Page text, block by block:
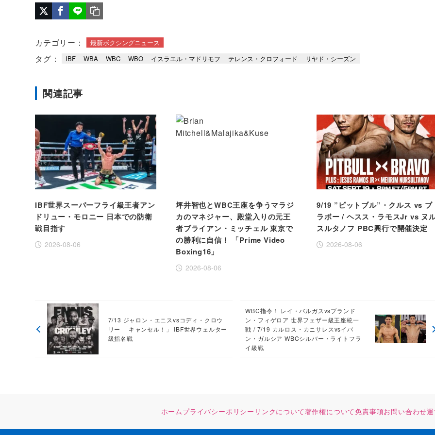
カテゴリー： 最新ボクシングニュース
タグ： IBF WBA WBC WBO イスラエル・マドリモフ テレンス・クロフォード リヤド・シーズン
関連記事
IBF世界スーパーフライ級王者アン
ドリュー・モロニー 日本での防衛
戦目指す
2026-08-06
坪井智也とWBC王座を争うマラジ
カのマネジャー、殿堂入りの元王
者ブライアン・ミッチェル 東京で
の勝利に自信！ 「Prime Video
Boxing16」
2026-08-06
9/19 ”ピットブル”・クルス vs ブ
ラボー / ヘスス・ラモスJr vs ヌ
スルタノフ PBC興行で開催決定
2026-08-06
7/13 ジャロン・エニスvsコディ・クロウ
リー 「キャンセル！」 IBF世界ウェルター
級指名戦
WBC指令！ レイ・バルガスvsブランド
ン・フィゲロア 世界フェザー級王座統一
戦 / 7/19 カルロス・カニサレスvsイバ
ン・ガルシア WBCシルバー・ライトフラ
イ級戦
ホームプライバシーポリシー リンクについて著作権について免責事項お問い合わせ